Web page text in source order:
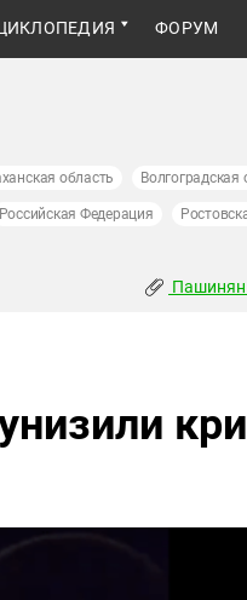
ФОРУМ
область Волгоградская
Российская Федерация
Пашинян